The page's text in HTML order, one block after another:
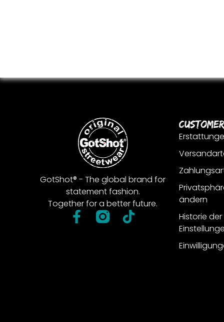
GotShot® - The global brand for
statement fashion.
Together for a better future.
ändern
Historie